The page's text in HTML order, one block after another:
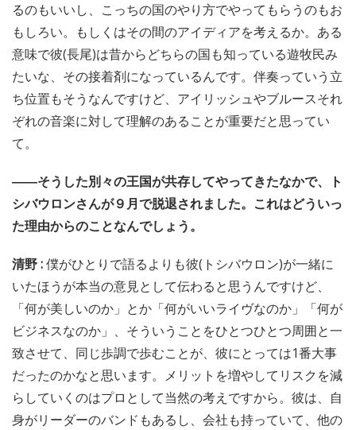
るのもいいし、こっちの国のやり方でやってもらうのもお
もしろい。もしくはその間のアイディアを考えるか。ある
意味で彼(長尾)は昔からどちらの国も知っている遊牧民み
たいな、その接着剤になっているんです。伴奏っていう立
ち位置もそうなんですけど、アイリッシュやブルースそれ
ぞれの音楽に対して理解のあることが重要だと思ってい
て。
――そうした別々の王国が共存してやってきたなかで、ト
シバウロンさんが９月で脱退されました。これはどういっ
た理由からのことなんでしょう。
清野 :僕がひとりで語るよりも彼(トシバウロン)が一緒に
いたほうが本当の意見として伝わると思うんですけど、
「何が美しいのか」とか「何がいいライヴなのか」「何が
ビジネスなのか」、そういうことをひとつひとつ周囲と一
致させて、同じ歩調で歩むことが、彼にとっては1番大事
だったのかなと思います。メリットを増やしてリスクを減
らしていくのはプロとして当然の考えですから。彼は、自
身がリーダーのバンドもあるし、会社も持っていて、他の